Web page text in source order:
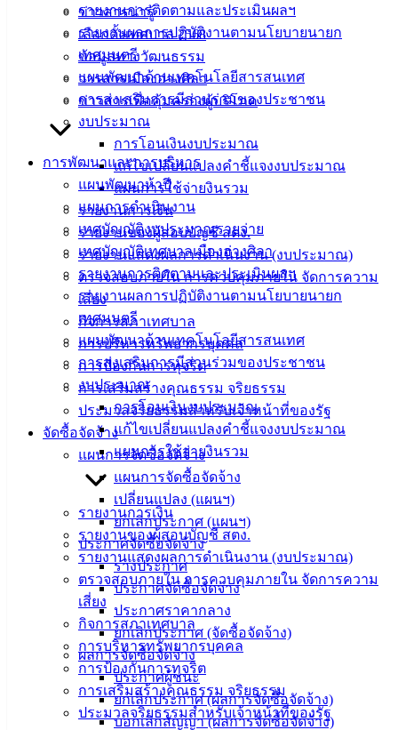
รายงานการติดตามและประเมินผลฯ
รายงานผลการปฏิบัติงานตามนโยบายนายก
เทศมนตรี
แผนพัฒนาด้านเทคโนโลยีสารสนเทศ
การส่งเสริมการมีส่วนร่วมของประชาชน
งบประมาณ
การโอนเงินงบประมาณ
แก้ไขเปลี่ยนแปลงคำชี้แจงงบประมาณ
แผนการใช้จ่ายงินรวม
รายงานการเงิน
รายงานของผู้สอบบัญชี สตง.
รายงานแสดงผลการดำเนินงาน (งบประมาณ)
ตรวจสอบภายใน การควบคุมภายใน จัดการความ
เสี่ยง
กิจการสภาเทศบาล
การบริหารทรัพยากรบุคคล
การป้องกันการทุจริต
การเสริมสร้างคุณธรรม จริยธรรม
ประมวลจริยธรรมสำหรับเจ้าหน้าที่ของรัฐ
จัดซื้อจัดจ้าง
แผนการจัดซื้อจัดจ้าง
แผนการจัดซื้อจัดจ้าง
เปลี่ยนแปลง (แผนฯ)
ยกเลิกประกาศ (แผนฯ)
ประกาศจัดซื้อจัดจ้าง
ร่างประกาศ
ประกาศจัดซื้อจัดจ้าง
ประกาศราคากลาง
ยกเลิกประกาศ (จัดซื้อจัดจ้าง)
ผลการจัดซื้อจัดจ้าง
ประกาศผู้ชนะ
ยกเลิกประกาศ (ผลการจัดซื้อจัดจ้าง)
บอกเลิกสัญญา (ผลการจัดซื้อจัดจ้าง)
ข่าวสารน่ารู้
เลือกตั้งเทศบาล 2568
ข้อมูลทางวัฒนธรรม
วารสารเมืองอ่างศิลา
ข่าวสารเพื่อคุ้มครองผู้บริโภค
การพัฒนาและการบริหาร
แผนพัฒนาห้าปี
แผนการดำเนินงาน
เทศบัญญัติงบประมาณรายจ่าย
เทศบัญญัติเทศบาลเมืองอ่างศิลา
รายงานการติดตามและประเมินผลฯ
รายงานผลการปฏิบัติงานตามนโยบายนายก
เทศมนตรี
แผนพัฒนาด้านเทคโนโลยีสารสนเทศ
การส่งเสริมการมีส่วนร่วมของประชาชน
งบประมาณ
การโอนเงินงบประมาณ
แก้ไขเปลี่ยนแปลงคำชี้แจงงบประมาณ
แผนการใช้จ่ายงินรวม
รายงานการเงิน
รายงานของผู้สอบบัญชี สตง.
รายงานแสดงผลการดำเนินงาน (งบประมาณ)
ตรวจสอบภายใน การควบคุมภายใน จัดการความ
เสี่ยง
กิจการสภาเทศบาล
การบริหารทรัพยากรบุคคล
การป้องกันการทุจริต
การเสริมสร้างคุณธรรม จริยธรรม
ประมวลจริยธรรมสำหรับเจ้าหน้าที่ของรัฐ
น่ารู้
ศุนย์
ข้อมูล
ข่าวสาร
อิเล็กทรอนิกส์
องค์
(Knowledge
Management)
เทศบาล
สายตรง
นายก
ประวัติ
เทศบาล
ผู้บริหาร
และ
หัวหน้า
ส่วน
ราชการ
สงวนลิขสิทธิ์ © 2563 เทศบาลเมืองอ่างศิลา จังหวัดชลบุรี |
angsilacity.go.th | Powered byBuuscript